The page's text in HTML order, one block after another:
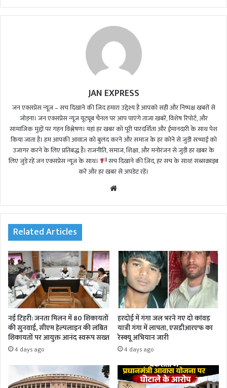
JAN EXPRESS
जन एक्सप्रेस न्यूज़ – सच दिखाने की ज़िद हमारा उद्देश्य है आपको सही और निष्पक्ष खबरों से
जोड़ना। जन एक्सप्रेस न्यूज़ यूट्यूब चैनल पर आप पाएंगे ताजा खबरें, विशेष रिपोर्ट, और
सामाजिक मुद्दों पर गहन विश्लेषण। यहां हर खबर को पूरी पारदर्शिता और ईमानदारी के साथ पेश
किया जाता है। हम आपकी आवाज़ को बुलंद करने और समाज के हर कोने से जुड़ी सच्चाई को
उजागर करने के लिए प्रतिबद्ध हैं। राजनीति, समाज, शिक्षा, और मनोरंजन से जुड़ी हर खबर के
लिए जुड़े रहें जन एक्सप्रेस न्यूज़ के साथ।
सच दिखाने की ज़िद, हर सच के साथ! सब्सक्राइब
करें और हर खबर से अपडेट रहें।
te
Related Articles
नई टिहरी: जनता मिलन में 80 शिकायतों
की सुनवाई, सीएम हेल्पलाइन की लंबित
शिकायतों पर आयुक्त आनंद स्वरूप सख्त
4 days ago
हरदोई में गंगा जल भरने गए दो कांवड़
यात्री गंगा में लापता, एसडीआरएफ का
रेस्क्यू अभियान जारी
4 days ago